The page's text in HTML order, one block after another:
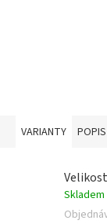
VARIANTY POPIS
Skladem